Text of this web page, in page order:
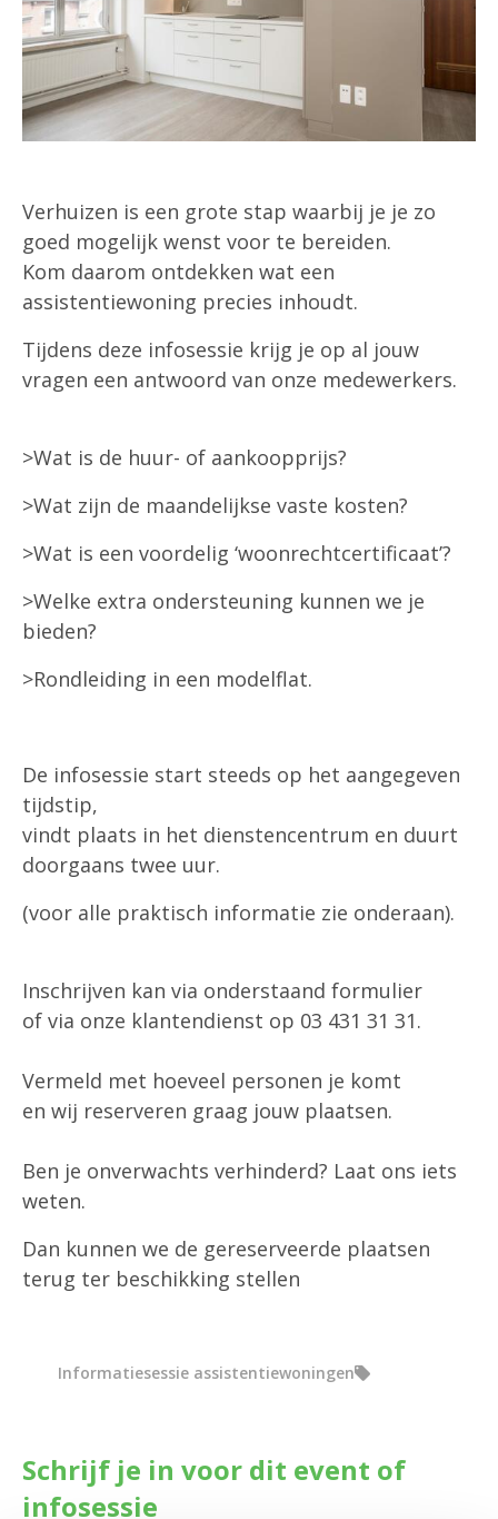
Verhuizen is een grote stap waarbij je je zo
goed mogelijk wenst voor te bereiden.
Kom daarom ontdekken wat een
assistentiewoning precies inhoudt.
Tijdens deze infosessie krijg je op al jouw
vragen een antwoord van onze medewerkers.
>Wat is de huur- of aankoopprijs?
>Wat zijn de maandelijkse vaste kosten?
>Wat is een voordelig ‘woonrechtcertificaat’?
>Welke extra ondersteuning kunnen we je
bieden?
>Rondleiding in een modelflat.
De infosessie start steeds op het aangegeven
tijdstip,
vindt plaats in het dienstencentrum en duurt
doorgaans twee uur.
(voor alle praktisch informatie zie onderaan).
Inschrijven kan via onderstaand formulier
of via onze klantendienst op 03 431 31 31.
Vermeld met hoeveel personen je komt
en wij reserveren graag jouw plaatsen.
Ben je onverwachts verhinderd? Laat ons iets
weten.
Dan kunnen we de gereserveerde plaatsen
terug ter beschikking stellen
Informatiesessie assistentiewoningen
Schrijf je in voor dit event of
infosessie